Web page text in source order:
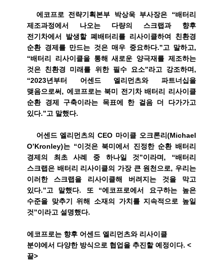
에코프로 전략기획본부 박상욱 부사장은 “배터리
제조과정에서 나오는 다량의 스크랩과 향후
전기차에서 발생할 폐배터리를 리사이클하여 친환경
순환 경제를 만드는 것은 매우 중요하다.”고 말하고,
“배터리 리사이클을 통해 새로운 양극재를 제조하는
것은 친환경 미래를 위한 필수 요소”라고 강조하며 ,
“2023년부터 어센드 엘리먼츠와 파트너십을
맺음으로써 , 에코프로는 북미 전기차 배터리 리사이클
순환 경제 구축이라는 목표에 한 걸음 더 다가가고
있다.”고 말했다.
어센드 엘리먼츠의 CEO 마이클 오크론리(Michael
O’Kronley)는 “이것은 북미에서 진정한 순환 배터리
경제의 최초 사례 중 하나일 것”이라며 , “배터리
스크랩은 배터리 리사이클의 가장 큰 원천으로, 우리는
이러한 스크랩을 리사이클해 버려지는 것을 막고
있다.”고 말했다.
또 “에코프로에서 요구하는 높은
수준을 맞추기 위해 소재의 가치를 지속적으로 높일
것”이라고 설명했다.
에코프로는 향후 어센드 엘리먼츠와 리사이클
분야에서 다양한 방식으로 협업을 추진할 예정이다. <
끝>